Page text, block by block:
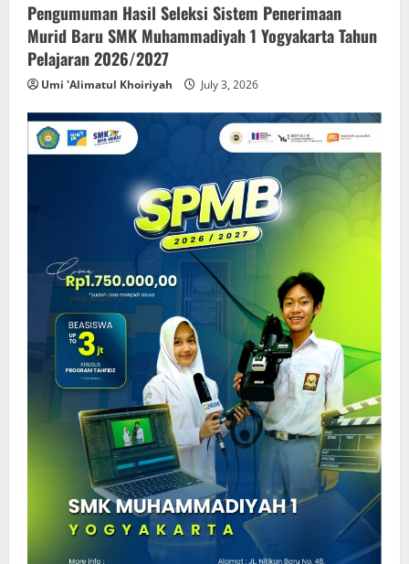
Pengumuman Hasil Seleksi Sistem Penerimaan
Murid Baru SMK Muhammadiyah 1 Yogyakarta Tahun
Pelajaran 2026/2027
Umi 'Alimatul Khoiriyah July 3, 2026